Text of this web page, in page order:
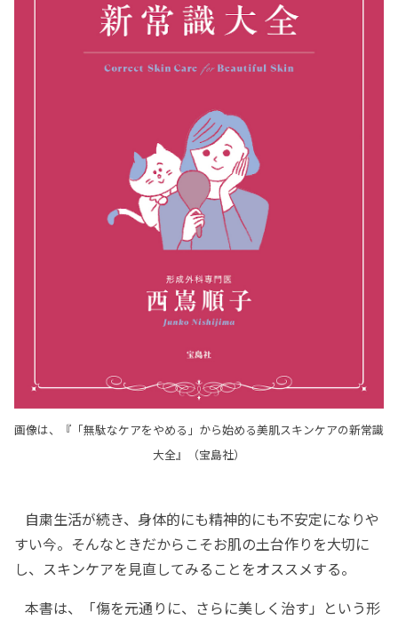
画像は、『「無駄なケアをやめる」から始める美肌スキンケアの新常識
大全』（宝島社）
自粛生活が続き、身体的にも精神的にも不安定になりや
すい今。そんなときだからこそお肌の土台作りを大切に
し、スキンケアを見直してみることをオススメする。
本書は、「傷を元通りに、さらに美しく治す」という形